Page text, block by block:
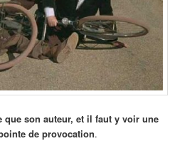
que son auteur, et il faut y voir une
de provocation.